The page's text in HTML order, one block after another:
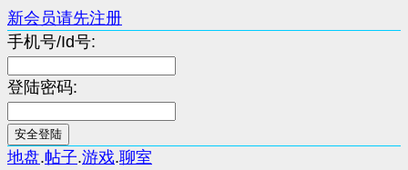
新会员请先注册
手机号/Id号:
登陆密码:
地盘.帖子.游戏.聊室